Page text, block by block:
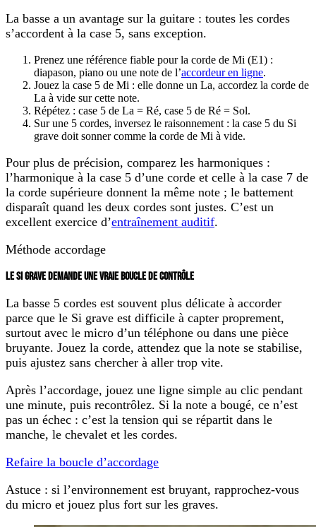
La basse a un avantage sur la guitare : toutes les cordes
s’accordent à la case 5, sans exception.
Prenez une référence fiable pour la corde de Mi (E1) :
diapason, piano ou une note de l’accordeur en ligne.
Jouez la case 5 de Mi : elle donne un La, accordez la corde de
La à vide sur cette note.
Répétez : case 5 de La = Ré, case 5 de Ré = Sol.
Sur une 5 cordes, inversez le raisonnement : la case 5 du Si
grave doit sonner comme la corde de Mi à vide.
Pour plus de précision, comparez les harmoniques :
l’harmonique à la case 5 d’une corde et celle à la case 7 de
la corde supérieure donnent la même note ; le battement
disparaît quand les deux cordes sont justes. C’est un
excellent exercice d’entraînement auditif.
Méthode accordage
LE SI GRAVE DEMANDE UNE VRAIE BOUCLE DE CONTRÔLE
La basse 5 cordes est souvent plus délicate à accorder
parce que le Si grave est difficile à capter proprement,
surtout avec le micro d’un téléphone ou dans une pièce
bruyante. Jouez la corde, attendez que la note se stabilise,
puis ajustez sans chercher à aller trop vite.
Après l’accordage, jouez une ligne simple au clic pendant
une minute, puis recontrôlez. Si la note a bougé, ce n’est
pas un échec : c’est la tension qui se répartit dans le
manche, le chevalet et les cordes.
Refaire la boucle d’accordage
Astuce : si l’environnement est bruyant, rapprochez-vous
du micro et jouez plus fort sur les graves.